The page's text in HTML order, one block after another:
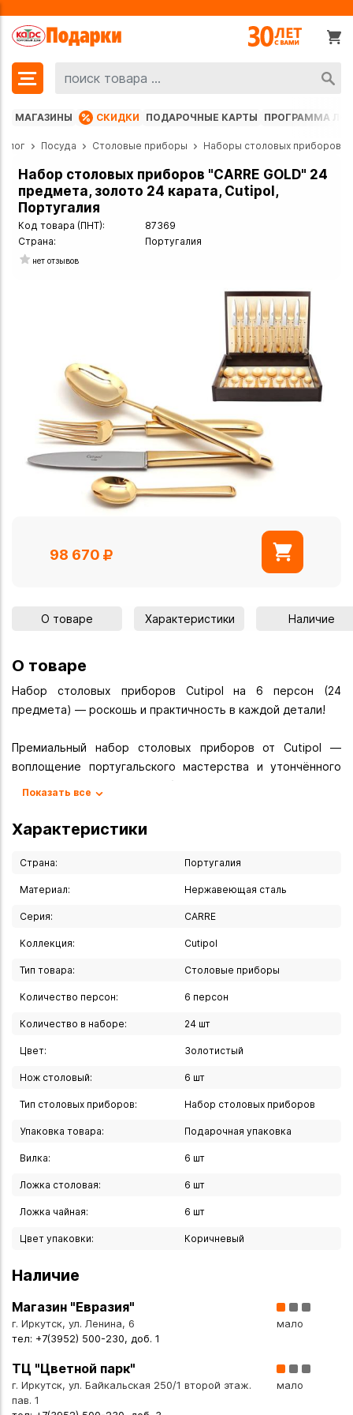
МАГАЗИНЫ СКИДКИ ПОДАРОЧНЫЕ КАРТЫ ПРОГРАММА
Посуда Столовые приборы Наборы столовых приборов
Набор столовых приборов "CARRE GOLD" 24
предмета, золото 24 карата, Cutipol,
Португалия
Код товара (ПНТ):
87369
Страна:
Португалия
нет отзывов
98 670
О товаре Характеристики Наличие
О товаре
Набор столовых приборов Cutipol на 6 персон (24
предмета) — роскошь и практичность в каждой детали!
Премиальный набор столовых приборов от Cutipol —
воплощение португальского мастерства и утончённого
вкуса. Более 50 лет бренд завоёвывает сердца
дизайн с высочайшим качеством исполнения.
Набор столовых приборов от Cutipol это:
нержавеющей хирургической стали — экологичного и
долговечного материала, устойчивого к коррозии и
повреждениям.
карата — благородный блеск сохранится на долгие годы.
- Безупречная практичность. Изделия не теряют
не тускнеют, не царапаются, сохраняют гладкость
поверхности.
приборы удобно лежат в руке.
- Универсальность. Набор гармонично впишется в разные
- Готовность к подарку. Поставляется в элегантной
подарочной коробке — идеальный вариант для презента
Комплектация набора (на 6 персон):
- столовые ложки — 6 шт.;
- столовые ножи — 6 шт.
- бренд: Cutipol (Португалия);
- материал: нержавеющая хирургическая сталь;
- покрытие: золото 24 карата;
Показать все
Характеристики
Страна: Португалия
Материал: Нержавеющая сталь
Серия: CARRE
Коллекция: Cutipol
Тип товара: Столовые приборы
Количество персон: 6 персон
Количество в наборе: 24 шт
Цвет: Золотистый
Нож столовый: 6 шт
Тип столовых приборов: Набор столовых приборов
Упаковка товара: Подарочная упаковка
Вилка: 6 шт
Ложка столовая: 6 шт
Ложка чайная: 6 шт
Цвет упаковки: Коричневый
Наличие
Магазин "Евразия"
г. Иркутск, ул. Ленина, 6
тел: +7(3952) 500-230, доб. 1
мало
ТЦ "Цветной парк"
г. Иркутск, ул. Байкальская 250/1 второй этаж.
пав. 1
мало